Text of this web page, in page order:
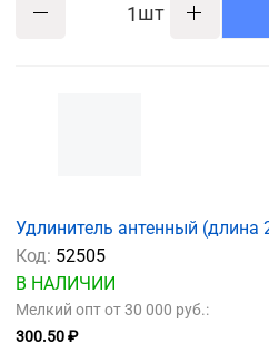
шт
Удлинитель антенный (длина
Код: 52505
В НАЛИЧИИ
Мелкий опт от 30 000 руб.:
300.50 ₽